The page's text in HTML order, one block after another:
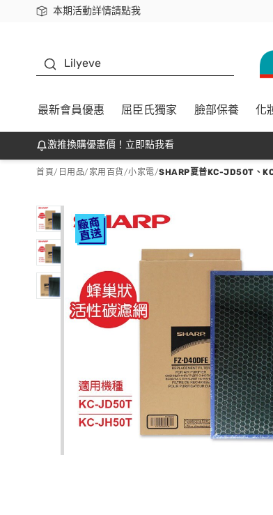
本期活動詳情請點我
下載app最高回饋$350
Lilyeve
最新會員優惠 屈臣氏獨家 臉部保養 化
激推換購優惠價！立即點我看
首頁/ 日用品/ 家用百貨/小家電/SHARP夏普KC-JD50T、